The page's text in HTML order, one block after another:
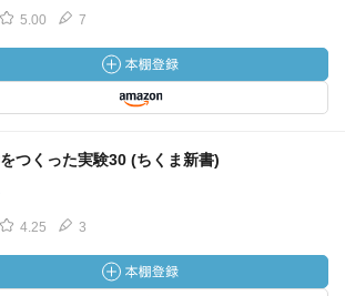
5.00 7
つくった実験30 (ちくま新書)
4.25 3